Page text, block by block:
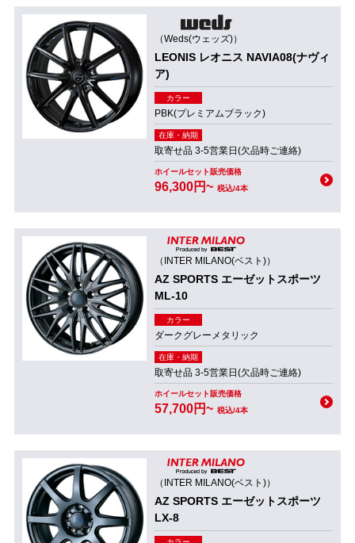
（Weds(ウェッズ)）
LEONIS レオニス NAVIA08(ナヴィ
ア)
カラー
PBK(プレミアムブラック)
在庫・納期
取寄せ品 3-5営業日(欠品時ご連絡)
ホイールセット販売価格
96,300円~ 税込/4本
（INTER MILANO(ベスト)）
AZ SPORTS エーゼットスポーツ
ML-10
カラー
ダークグレーメタリック
在庫・納期
取寄せ品 3-5営業日(欠品時ご連絡)
ホイールセット販売価格
57,700円~ 税込/4本
（INTER MILANO(ベスト)）
AZ SPORTS エーゼットスポーツ
LX-8